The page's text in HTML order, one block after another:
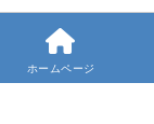
ホームページ